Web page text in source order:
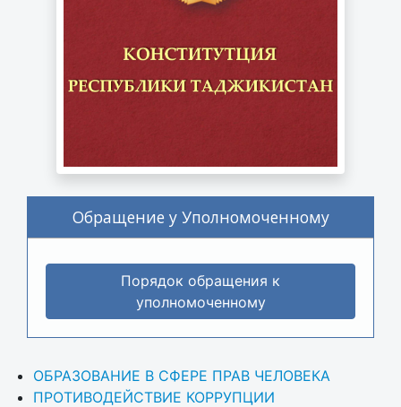
Обращение у Уполномоченному
Порядок обращения к
уполномоченному
ОБРАЗОВАНИЕ В СФЕРЕ ПРАВ ЧЕЛОВЕКА
ПРОТИВОДЕЙСТВИЕ КОРРУПЦИИ